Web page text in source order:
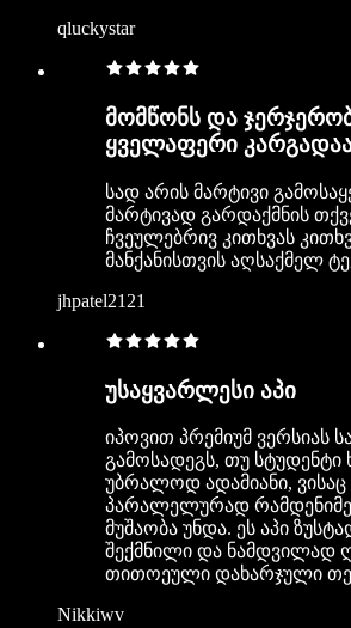
qluckystar
მომწონს და
ყველაფერი
სად არის მარტივი
მარტივად გარდაქმნის
ჩვეულებრივ კითხვას
მანქანისთვის აღსაქმელ
jhpatel2121
უსაყვარლესი აპი
იპოვით პრემიუმ ვერსიას
გამოსადეგს, თუ სტუდენტი
უბრალოდ ადამიანი, ვისაც
პარალელურად რამდენიმე
მუშაობა უნდა. ეს აპი
შექმნილი და ნამდვილად
თითოეული დახარჯული
Nikkiwv